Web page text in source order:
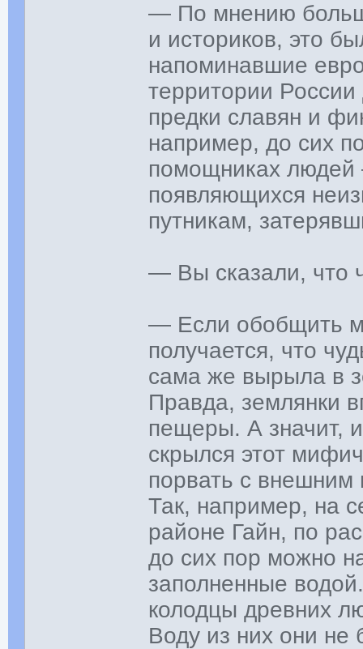
— По мнению
и историков, это
напоминавшие
территории
предки славян и
например, до сих
помощниках людей
появляющихся
путникам,
— Вы сказали, что
— Если обобщить
получается, что
сама же вырыла в
Правда, землянки
пещеры. А значит,
скрылся этот
порвать с внешним
Так, например, на
районе Гайн, по
до сих пор можно
заполненные
колодцы древних
Воду из них они не